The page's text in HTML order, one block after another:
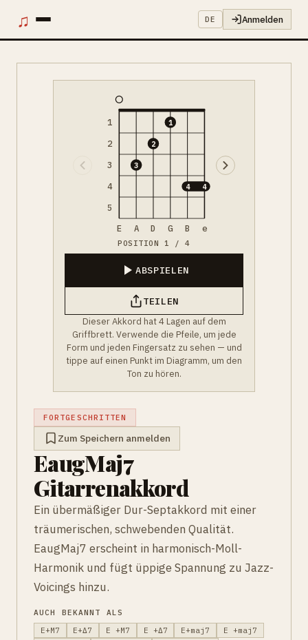
♫ DE Anmelden
1
2
3
4
5
3
2
1
4 4
E A D G B e
POSITION 1 / 4
ABSPIELEN
TEILEN
Dieser Akkord hat 4 Lagen auf dem
Griffbrett. Verwende die Pfeile, um jede
Form und jeden Fingersatz zu sehen — und
tippe auf einen Punkt im Diagramm, um den
Ton zu hören.
FORTGESCHRITTEN
Zum Speichern anmelden
EaugMaj7
Gitarrenakkord
Ein übermäßiger Dur-Septakkord mit einer
träumerischen, schwebenden Qualität.
EaugMaj7 erscheint in harmonisch-Moll-
Harmonik und fügt üppige Spannung zu Jazz-
Voicings hinzu.
AUCH BEKANNT ALS
E+M7
E+Δ7 E +M7 E +Δ7 E+maj7
E +maj7